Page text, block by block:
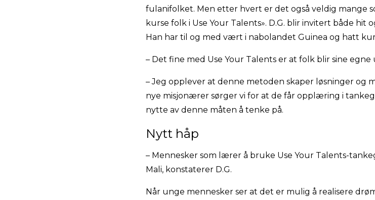
fulanifolket. Men etter hvert er det også veldig mange
kurse folk i Use Your Talents». D.G. blir invitert både hit
Han har til og med vært i nabolandet Guinea og hatt
– Det fine med Use Your Talents er at folk blir sine egne
– Jeg opplever at denne metoden skaper løsninger og
nye misjonærer sørger vi for at de får opplæring i
nytte av denne måten å tenke på.
Nytt håp
– Mennesker som lærer å bruke Use Your Talents-
Mali, konstaterer D.G.
Når unge mennesker ser at det er mulig å realisere